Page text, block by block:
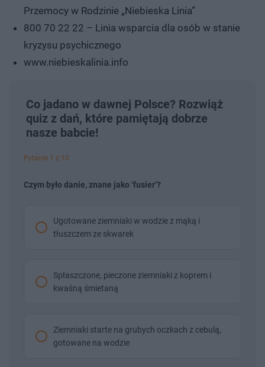
Przemocy w Rodzinie „Niebieska Linia”
800 70 22 22 – Linia wsparcia dla osób w stanie
kryzysu psychicznego
www.niebieskalinia.info
Co jadano w dawnej Polsce? Rozwiąż
quiz z dań, które pamiętają dobrze
nasze babcie!
Pytanie 1 z 10
Czym było danie, znane jako ‘fusier’?
Ugotowane ziemniaki w wodzie z mąką i
tłuszczem ze skwarek
Spłaszczone, pieczone ziemniaki z koprem i
kwaśną śmietaną
Ziemniaki starte na grubych oczkach z cebulą,
gotowane na wodzie